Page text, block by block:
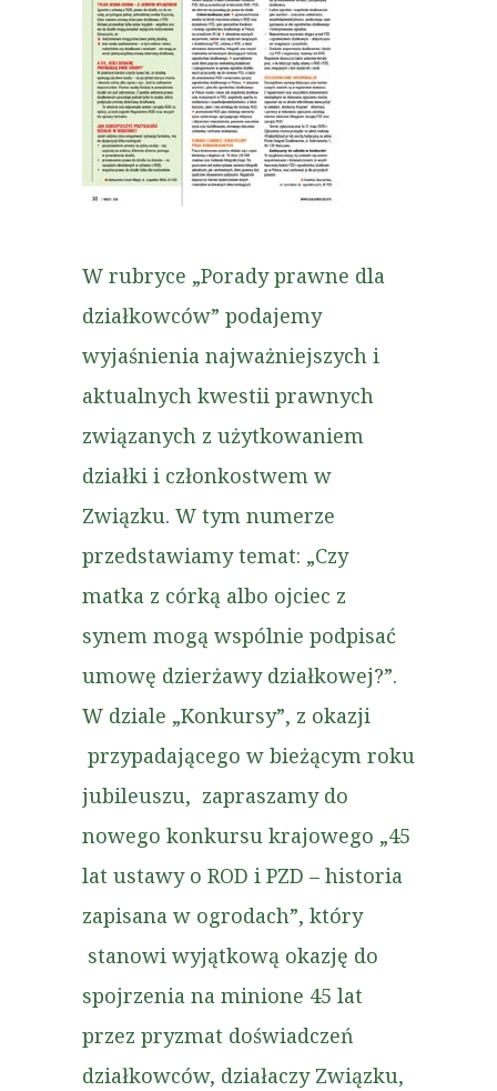
W rubryce „Porady prawne dla
działkowców” podajemy
wyjaśnienia najważniejszych i
aktualnych kwestii prawnych
związanych z użytkowaniem
działki i członkostwem w
Związku. W tym numerze
przedstawiamy temat: „Czy
matka z córką albo ojciec z
synem mogą wspólnie podpisać
umowę dzierżawy działkowej?”.
W dziale „Konkursy”, z okazji
przypadającego w bieżącym roku
jubileuszu, zapraszamy do
nowego konkursu krajowego „45
lat ustawy o ROD i PZD – historia
zapisana w ogrodach”, który
stanowi wyjątkową okazję do
spojrzenia na minione 45 lat
przez pryzmat doświadczeń
działkowców, działaczy Związku,